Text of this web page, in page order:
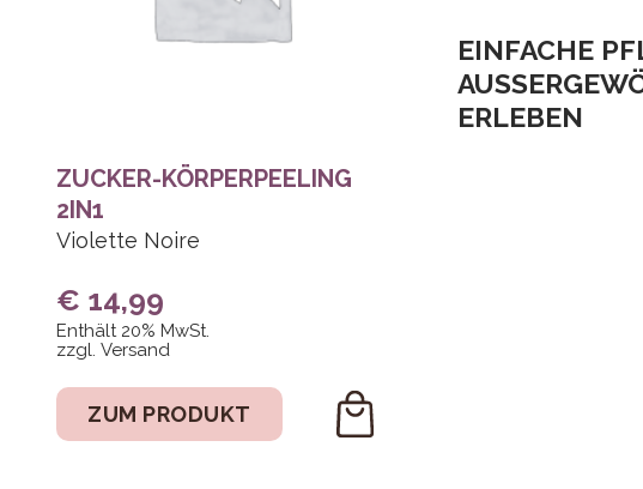
ZUCKER-KÖRPERPEELING
2IN1
Violette Noire
€ 14,99
Enthält 20% MwSt.
zzgl. Versand
ZUM PRODUKT
EINFACHE
RLEBEN